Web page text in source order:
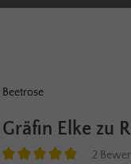
Beetrose
Gräfin Elke zu
2